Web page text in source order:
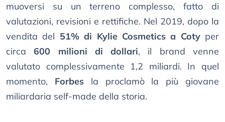
muoversi su un terreno complesso, fatto di
valutazioni, revisioni e rettifiche. Nel 2019, dopo la
vendita del 51% di Kylie Cosmetics a Cotyper
circa600 milioni di dollari, il brand venne
valutato complessivamente 1,2 miliardi. In quel
momento, Forbesla proclamò la più giovane
miliardaria self-made della storia.